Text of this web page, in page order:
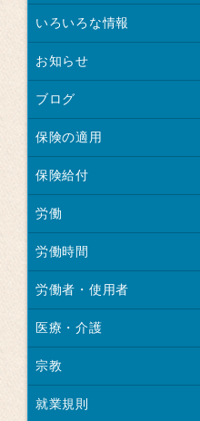
いろいろな情報
お知らせ
ブログ
保険の適用
保険給付
労働
労働時間
労働者・使用者
医療・介護
宗教
就業規則